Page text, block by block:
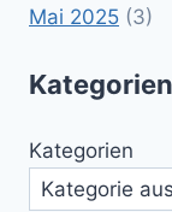
Mai 2025 (3)
Kategorien
Kategorien